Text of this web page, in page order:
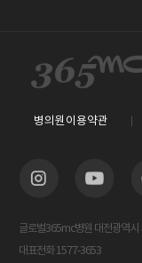
병의원이용약관
글로벌365mc병원 대전광역
대표전화 1577-3653